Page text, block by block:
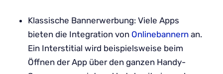
Klassische Bannerwerbung: Viele Apps
bieten die Integration von Onlinebannern an.
Ein Interstitial wird beispielsweise beim
Öffnen der App über den ganzen Handy-